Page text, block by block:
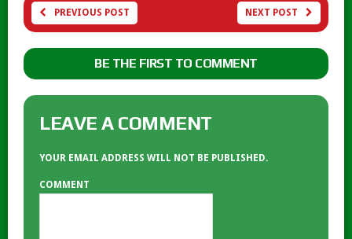
PREVIOUS POST NEXT POST
BE THE FIRST TO COMMENT
LEAVE A COMMENT
YOUR EMAIL ADDRESS WILL NOT BE PUBLISHED.
COMMENT